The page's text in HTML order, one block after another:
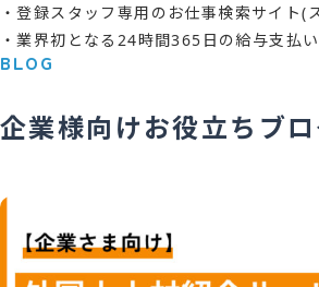
・登録スタッフ専用のお仕事検索サイト(
・業界初となる24時間365日の給与支払
企業様向けお役立ちブ
BLOG